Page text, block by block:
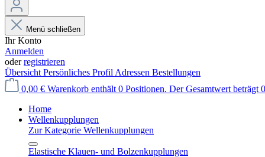
Menü schließen
Ihr Konto
Anmelden
oderregistrieren
Übersicht Persönliches Profil Adressen Bestellungen
0,00 € Warenkorb enthält 0 Positionen. Der Gesamtwert beträgt
Home
Wellenkupplungen
Zur Kategorie Wellenkupplungen
Elastische Klauen- und Bolzenkupplungen